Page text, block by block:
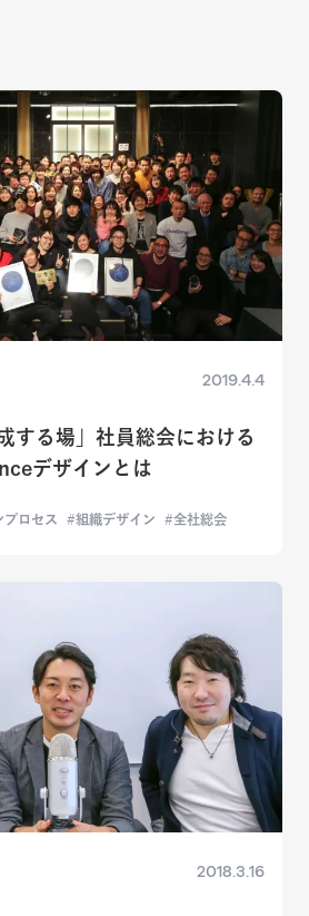
2019.4.4
する場」社員総会における
デザインとは
ロセス 組織デザイン 全社総会
2018.3.16